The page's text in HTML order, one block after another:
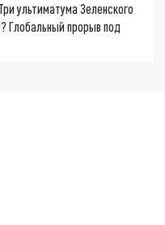
ультиматума Зеленского
Глобальный прорыв под